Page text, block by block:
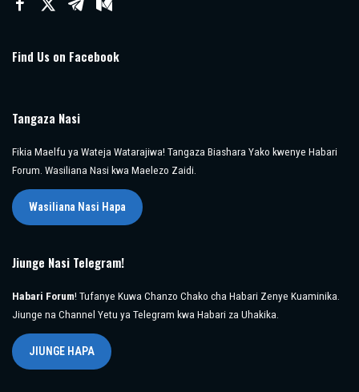
Find Us on Facebook
Tangaza Nasi
Fikia Maelfu ya Wateja Watarajiwa! Tangaza Biashara Yako kwenye Habari
Forum. Wasiliana Nasi kwa Maelezo Zaidi.
Wasiliana Nasi Hapa
Jiunge Nasi Telegram!
Habari Forum! Tufanye Kuwa Chanzo Chako cha Habari Zenye Kuaminika.
Jiunge na Channel Yetu ya Telegram kwa Habari za Uhakika.
JIUNGE HAPA